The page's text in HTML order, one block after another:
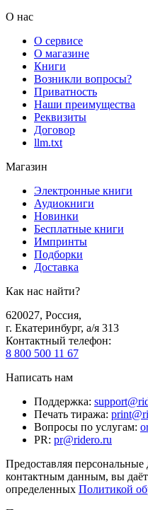
О нас
О сервисе
О магазине
Книги
Возникли вопросы?
Приватность
Наши преимущества
Реквизиты
Договор
llm.txt
Магазин
Электронные книги
Аудиокниги
Новинки
Бесплатные книги
Импринты
Подборки
Доставка
Как нас найти?
620027, Россия,
г. Екатеринбург, а/я 313
Контактный телефон:
8 800 500 11 67
Написать нам
Поддержка:
Печать тиража:
Вопросы по услугам:
PR: pr@ridero.ru
Предоставляя
контактным данным, вы
определенных Политикой